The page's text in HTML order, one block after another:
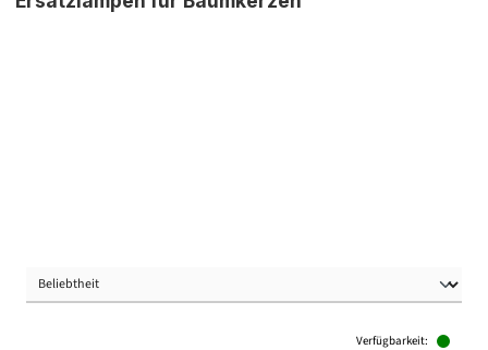
Verfügbarkeit: